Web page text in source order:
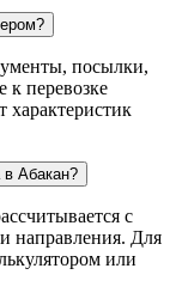
посылки,
к перевозке
характеристик
в Абакан?
с
направления. Для
или